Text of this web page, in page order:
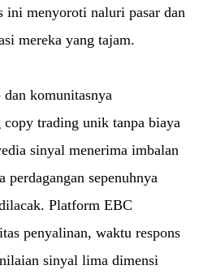
ini menyoroti naluri pasar dan
mereka yang tajam.
komunitasnya
copy trading unik tanpa biaya
sinyal menerima imbalan
perdagangan sepenuhnya
Platform EBC
penyalinan, waktu respons
sinyal lima dimensi